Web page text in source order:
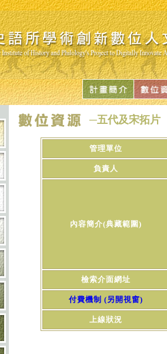
─五代及宋拓片
管理單位
負責人
內容簡介(典藏範圍)
檢索介面網址
付費機制 (另開視窗)
上線狀況